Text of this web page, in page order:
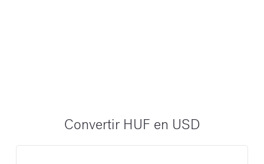
Convertir HUF en USD